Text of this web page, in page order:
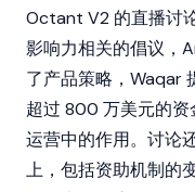
Octant V2 的直播讨
影响力相关的倡议，
了产品策略，Waqar
超过 800 万美元的
运营中的作用。讨论
上，包括资助机制的